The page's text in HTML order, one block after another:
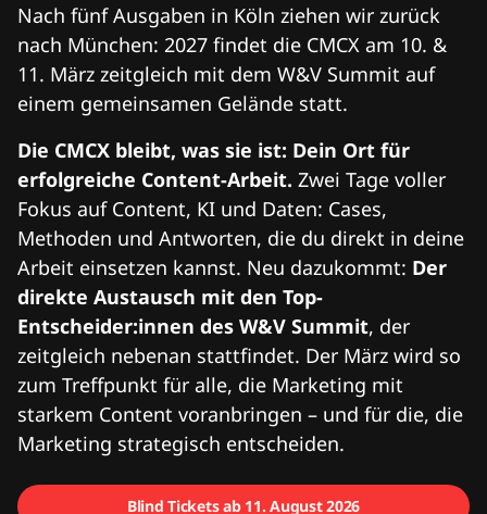
Nach fünf Ausgaben in Köln ziehen wir zurück
nach München: 2027 findet die CMCX am 10. &
11. März zeitgleich mit dem W&V Summit auf
einem gemeinsamen Gelände statt.
Die CMCX bleibt, was sie ist: Dein Ort für
erfolgreiche Content-Arbeit. Zwei Tage voller
Fokus auf Content, KI und Daten: Cases,
Methoden und Antworten, die du direkt in deine
Arbeit einsetzen kannst. Neu dazukommt: Der
direkte Austausch mit den Top-
Entscheider:innen des W&V Summit, der
zeitgleich nebenan stattfindet. Der März wird so
zum Treffpunkt für alle, die Marketing mit
starkem Content voranbringen – und für die, die
Marketing strategisch entscheiden.
Blind Tickets ab 11. August 2026